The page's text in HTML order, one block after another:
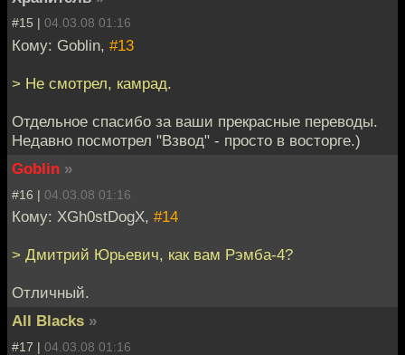
#15 | 04.03.08 01:16
Кому: Goblin, #13
> Не смотрел, камрад.
Отдельное спасибо за ваши прекрасные переводы.
Недавно посмотрел "Взвод" - просто в восторге.)
Goblin »
#16 | 04.03.08 01:16
Кому: XGh0stDogX, #14
> Дмитрий Юрьевич, как вам Рэмба-4?
Отличный.
All Blacks »
#17 | 04.03.08 01:16